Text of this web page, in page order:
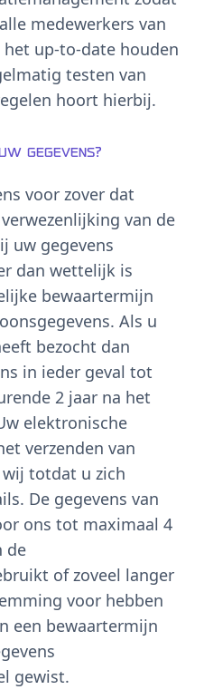
medewerkers van
het up-to-date houden
testen van
hoort hierbij.
gegevens?
voor zover dat
van de
uw gegevens
dan wettelijk is
bewaartermijn
Als u
bezocht dan
in ieder geval tot
2 jaar na het
elektronische
verzenden van
totdat u zich
De gegevens van
ons tot maximaal 4
de
of zoveel langer
voor hebben
een bewaartermijn
gewist.